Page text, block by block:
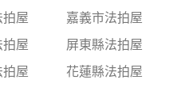
拍屋
嘉義市法拍屋
拍屋
屏東縣法拍屋
拍屋
花蓮縣法拍屋